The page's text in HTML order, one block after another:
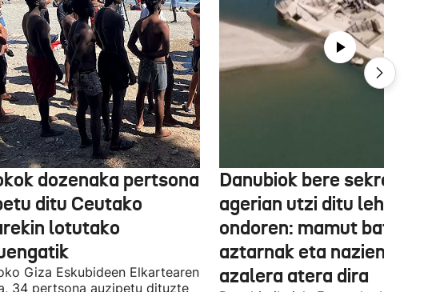
dozenaka pertsona
ditu Ceutako
lotutako
Giza Eskubideen Elkartearen
34 pertsona auzipetu dituzte
Danubiok bere sekretuak
agerian utzi ditu
ondoren: mamut baten
aztarnak eta nazien
azalera atera dira